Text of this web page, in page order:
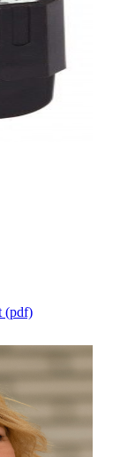
(pdf)